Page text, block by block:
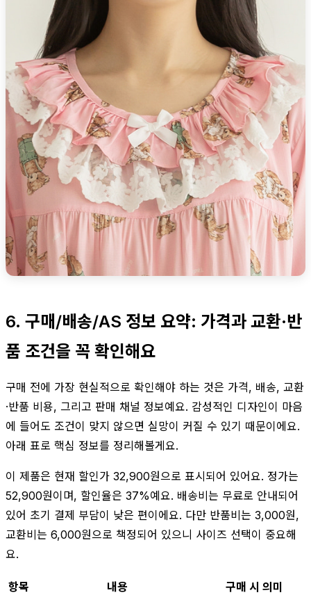
6. 구매/배송/AS 정보 요약: 가격과 교환·반
품 조건을 꼭 확인해요
구매 전에 가장 현실적으로 확인해야 하는 것은 가격, 배송, 교환
·반품 비용, 그리고 판매 채널 정보예요. 감성적인 디자인이 마음
에 들어도 조건이 맞지 않으면 실망이 커질 수 있기 때문이에요.
아래 표로 핵심 정보를 정리해볼게요.
이 제품은 현재 할인가 32,900원으로 표시되어 있어요. 정가는
52,900원이며, 할인율은 37%예요. 배송비는 무료로 안내되어
있어 초기 결제 부담이 낮은 편이에요. 다만 반품비는 3,000원,
교환비는 6,000원으로 책정되어 있으니 사이즈 선택이 중요해
요.
항목 내용
구매 시 의미